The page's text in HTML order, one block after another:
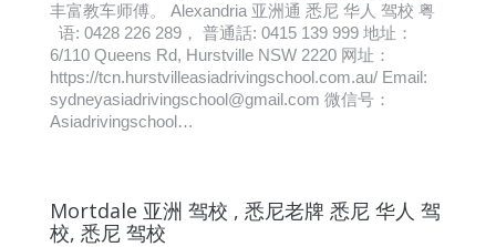
丰富教车师傅。 Alexandria 亚洲通 悉尼 华人 驾校 粤
语: 0428 226 289， 普通話: 0415 139 999 地址：
6/110 Queens Rd, Hurstville NSW 2220 网址：
https://tcn.hurstvilleasiadrivingschool.com.au/ Email:
sydneyasiadrivingschool@gmail.com 微信号：
Asiadrivingschool…
Mortdale 亚洲 驾校 , 悉尼老牌 悉尼 华人 驾
校, 悉尼 驾校